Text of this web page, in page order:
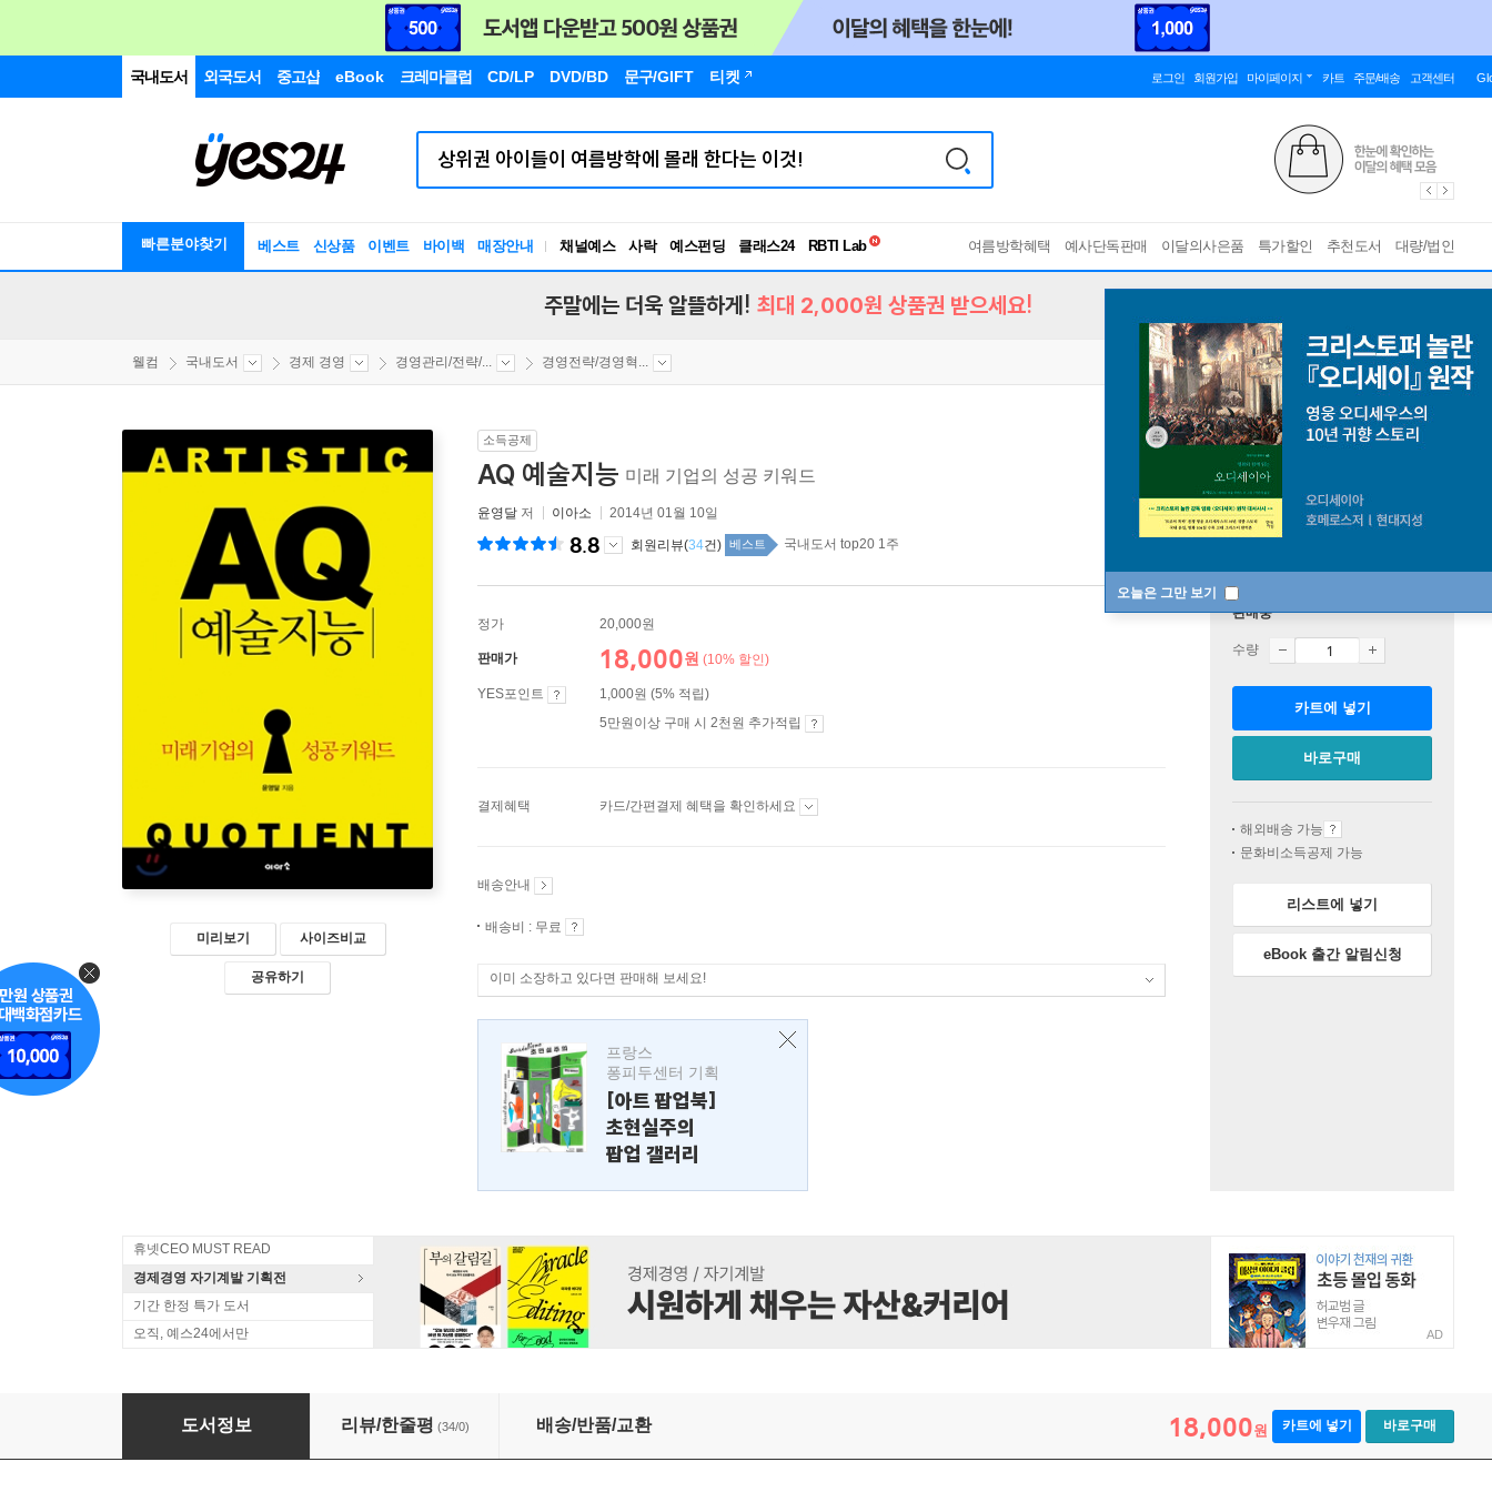
국내도서 외국도서 중고샵 eBook 크레마클럽 CD/LP DVD/BD 문구/GIFT 티켓 로그인 회원가입 마이페이지 카트 주문/배송 고객센터
빠른분야찾기 베스트 신상품 이벤트 바이백 매장안내 채널예스 사락 예스펀딩 클래스24
독서유형검사
여름방학혜택 예사단독판매 이달의사은품 특가할인 추천도서 대량/법인
오늘은 그만 보기
주말에는 더욱 알뜰하게! 최대 2,000원 상품권 받으세요!
웰컴 국내도서 경제 경영 경영관리/전략/... 경영전략/경영혁...
미리보기 사이즈비교
공유하기
소득공제
AQ 예술지능 미래 기업의 성공 키워드
윤영달 저 이아소 2014년 01월 10일
8.8 회원리뷰(34건) 베스트 국내도서 top20 1주
정가 20,000원
판매가 18,000원 (10% 할인)
YES포인트
1,000원 (5% 적립)
5만원이상 구매 시 2천원 추가적립
결제혜택 카드/간편결제 혜택을 확인하세요
배송안내
배송비 : 무료
이미 소장하고 있다면 판매해 보세요!
프랑스
퐁피두센터 기획
[아트 팝업북]
초현실주의
팝업 갤러리
판매중
수량
카트에 넣기
바로구매
해외배송 가능
문화비소득공제 가능
리스트에 넣기
eBook 출간 알림신청
휴넷CEO MUST READ
경제경영 자기계발 기획전
기간 한정 특가 도서
오직, 예스24에서만
AD
AQ 예술지능
도서정보 리뷰/한줄평 (34/0) 배송/반품/교환 18,000원 카트에 넣기 바로구매